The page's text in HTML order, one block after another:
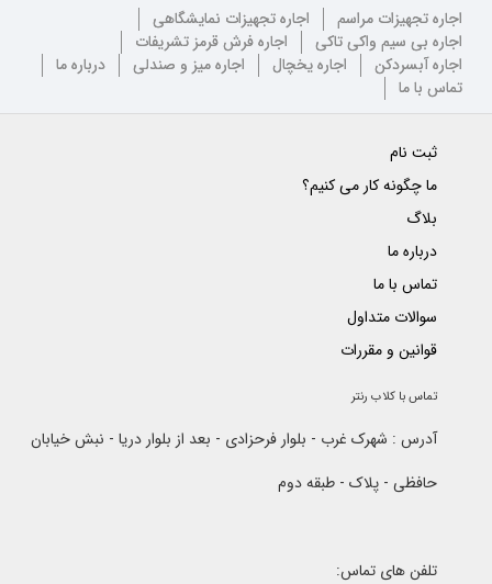
اجاره تجهیزات مراسم
اجاره تجهیزات نمایشگاهی
اجاره بی سیم واکی تاکی
اجاره فرش قرمز تشریفات
اجاره آبسردکن
اجاره یخچال اجاره میز و صندلی
درباره ما
تماس با ما
ثبت نام
ما چگونه کار می کنیم؟
بلاگ
درباره ما
تماس با ما
سوالات متداول
قوانین و مقررات
تماس با کلاب رنتر
آدرس : شهرک غرب - بلوار فرحزادی - بعد از بلوار دریا - نبش خیابان
حافظی - پلاک - طبقه دوم
تلفن های تماس: